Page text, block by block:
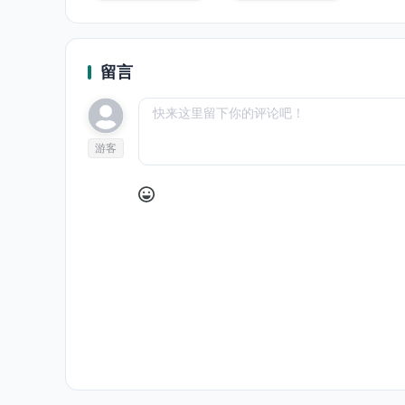
留言
游客